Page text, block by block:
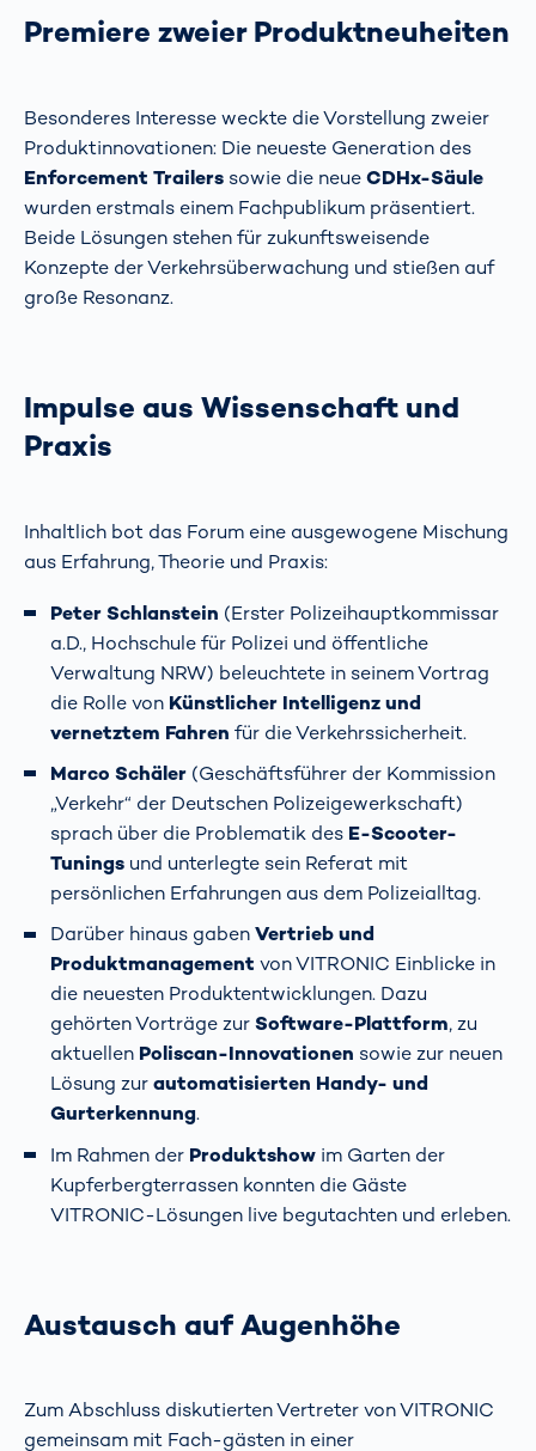
Premiere zweier Produktneuheiten
Besonderes Interesse weckte die Vorstellung zweier
Produktinnovationen: Die neueste Generation des
Enforcement Trailers sowie die neueCDHx-Säule
wurden erstmals einem Fachpublikum präsentiert.
Beide Lösungen stehen für zukunftsweisende
Konzepte der Verkehrsüberwachung und stießen auf
große Resonanz.
Impulse aus Wissenschaft und
Praxis
Inhaltlich bot das Forum eine ausgewogene Mischung
aus Erfahrung, Theorie und Praxis:
Peter Schlanstein (Erster Polizeihauptkommissar
a.D., Hochschule für Polizei und öffentliche
Verwaltung NRW) beleuchtete in seinem Vortrag
die Rolle von Künstlicher Intelligenz und
vernetztem Fahren für die Verkehrssicherheit.
Marco Schäler (Geschäftsführer der Kommission
„Verkehr“ der Deutschen Polizeigewerkschaft)
sprach über die Problematik des E-Scooter-
Tunings und unterlegte sein Referat mit
persönlichen Erfahrungen aus dem Polizeialltag.
Darüber hinaus gabenVertrieb und
Produktmanagement von VITRONIC Einblicke in
die neuesten Produktentwicklungen. Dazu
gehörten Vorträge zurSoftware-Plattform, zu
aktuellen Poliscan-Innovationen sowie zur neuen
Lösung zurautomatisierten Handy- und
Gurterkennung.
Im Rahmen der Produktshow im Garten der
Kupferbergterrassen konnten die Gäste
VITRONIC-Lösungen live begutachten und erleben.
Austausch auf Augenhöhe
Zum Abschluss diskutierten Vertreter von VITRONIC
gemeinsam mit Fach-gästen in einer